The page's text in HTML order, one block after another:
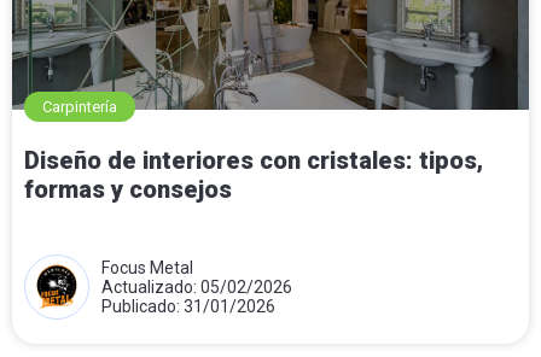
Carpintería
Diseño de interiores con cristales: tipos,
formas y consejos
Focus Metal
Actualizado: 05/02/2026
Publicado: 31/01/2026